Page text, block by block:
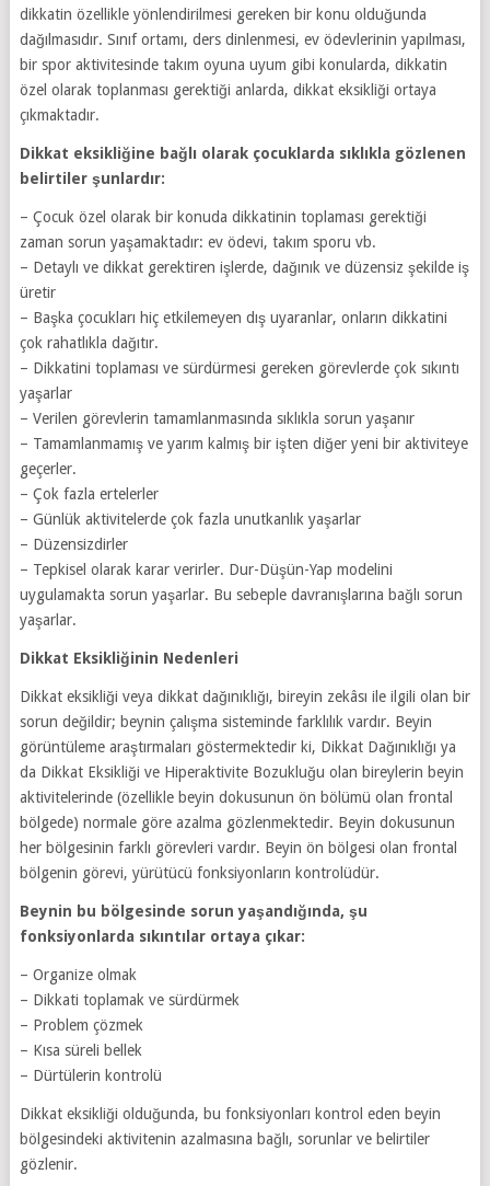
dikkatin özellikle yönlendirilmesi gereken bir konu olduğunda
dağılmasıdır. Sınıf ortamı, ders dinlenmesi, ev ödevlerinin yapılması,
bir spor aktivitesinde takım oyuna uyum gibi konularda, dikkatin
özel olarak toplanması gerektiği anlarda, dikkat eksikliği ortaya
çıkmaktadır.
Dikkat eksikliğine bağlı olarak çocuklarda sıklıkla gözlenen
belirtiler şunlardır:
– Çocuk özel olarak bir konuda dikkatinin toplaması gerektiği
zaman sorun yaşamaktadır: ev ödevi, takım sporu vb.
– Detaylı ve dikkat gerektiren işlerde, dağınık ve düzensiz şekilde iş
üretir
– Başka çocukları hiç etkilemeyen dış uyaranlar, onların dikkatini
çok rahatlıkla dağıtır.
– Dikkatini toplaması ve sürdürmesi gereken görevlerde çok sıkıntı
yaşarlar
– Verilen görevlerin tamamlanmasında sıklıkla sorun yaşanır
– Tamamlanmamış ve yarım kalmış bir işten diğer yeni bir aktiviteye
geçerler.
– Çok fazla ertelerler
– Günlük aktivitelerde çok fazla unutkanlık yaşarlar
– Düzensizdirler
– Tepkisel olarak karar verirler. Dur-Düşün-Yap modelini
uygulamakta sorun yaşarlar. Bu sebeple davranışlarına bağlı sorun
yaşarlar.
Dikkat Eksikliğinin Nedenleri
Dikkat eksikliği veya dikkat dağınıklığı, bireyin zekâsı ile ilgili olan bir
sorun değildir; beynin çalışma sisteminde farklılık vardır. Beyin
görüntüleme araştırmaları göstermektedir ki, Dikkat Dağınıklığı ya
da Dikkat Eksikliği ve Hiperaktivite Bozukluğu olan bireylerin beyin
aktivitelerinde (özellikle beyin dokusunun ön bölümü olan frontal
bölgede) normale göre azalma gözlenmektedir. Beyin dokusunun
her bölgesinin farklı görevleri vardır. Beyin ön bölgesi olan frontal
bölgenin görevi, yürütücü fonksiyonların kontrolüdür.
Beynin bu bölgesinde sorun yaşandığında, şu
fonksiyonlarda sıkıntılar ortaya çıkar:
– Organize olmak
– Dikkati toplamak ve sürdürmek
– Problem çözmek
– Kısa süreli bellek
– Dürtülerin kontrolü
Dikkat eksikliği olduğunda, bu fonksiyonları kontrol eden beyin
bölgesindeki aktivitenin azalmasına bağlı, sorunlar ve belirtiler
gözlenir.